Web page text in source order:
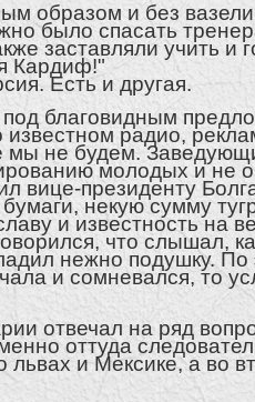
образом и без
было спасать
заставляли учить и
Кардиф!"
Есть и другая.
благовидным
радио,
мы не будем.
молодых и не
вице-президенту
некую сумму
и известность на
что слышал,
нежно подушку.
и сомневался, то
отвечал на ряд
оттуда
и Мексике, а во